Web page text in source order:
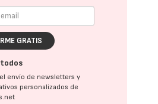
GRATIS
envío de newsletters y
personalizados de